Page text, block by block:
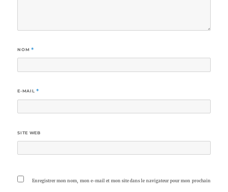
NOM *
E-MAIL *
SITE WEB
Enregistrer mon nom, mon e-mail et mon site dans le navigateur pour mon prochain